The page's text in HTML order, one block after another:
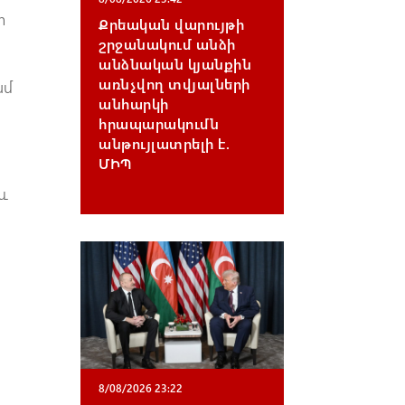
Քրեական վարույթի
շրջանակում անձի
անձնական կյանքին
առնչվող տվյալների
անհարկի
հրապարակումն
անթույլատրելի է.
ՄԻՊ
8/08/2026 23:22